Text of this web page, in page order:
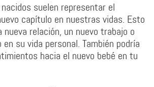
suelen representar el
capítulo en nuestras vidas. Esto
nueva relación, un nuevo trabajo o
su vida personal. También podría
hacia el nuevo bebé en tu